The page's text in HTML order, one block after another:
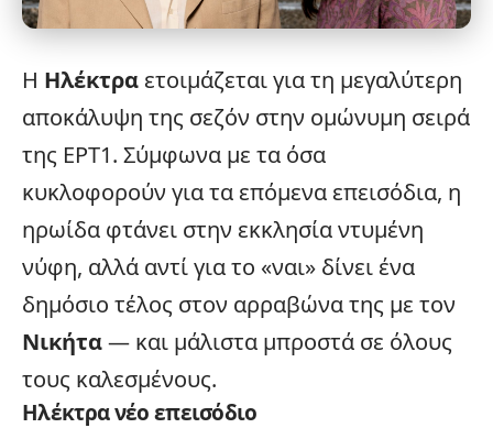
Η Ηλέκτρα ετοιμάζεται για τη μεγαλύτερη
αποκάλυψη της σεζόν στην ομώνυμη σειρά
της ΕΡΤ1. Σύμφωνα με τα όσα
κυκλοφορούν για τα επόμενα επεισόδια, η
ηρωίδα φτάνει στην εκκλησία ντυμένη
νύφη, αλλά αντί για το «ναι» δίνει ένα
δημόσιο τέλος στον αρραβώνα της με τον
Νικήτα— και μάλιστα μπροστά σε όλους
τους καλεσμένους.
Ηλέκτρανέο επεισόδιο